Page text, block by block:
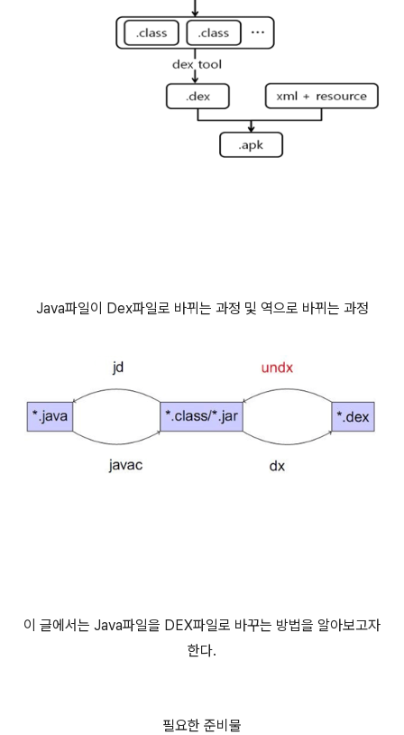
Java파일이 Dex파일로 바뀌는 과정 및 역으로 바뀌는 과정
이 글에서는 Java파일을 DEX파일로 바꾸는 방법을 알아보고자
한다.
필요한 준비물